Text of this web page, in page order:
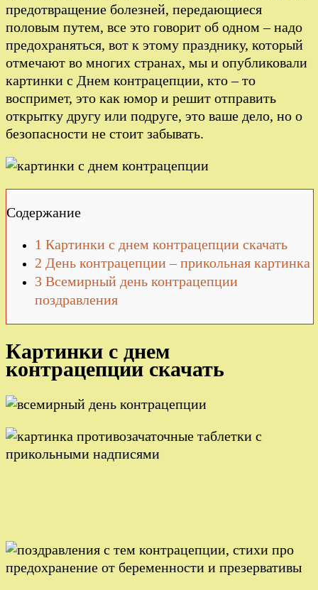
предотвращение болезней, передающиеся
половым путем, все это говорит об одном – надо
предохраняться, вот к этому празднику, который
отмечают во многих странах, мы и опубликовали
картинки с Днем контрацепции, кто – то
воспримет, это как юмор и решит отправить
открытку другу или подруге, это ваше дело, но о
безопасности не стоит забывать.
Содержание
1 Картинки с днем контрацепции скачать
2 День контрацепции – прикольная картинка
3 Всемирный день контрацепции
поздравления
Картинки с днем
контрацепции скачать